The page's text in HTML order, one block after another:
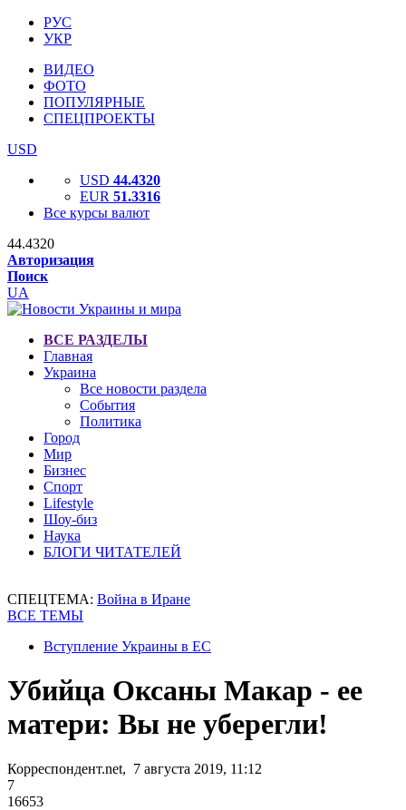
РУС
УКР
ВИДЕО
ФОТО
ПОПУЛЯРНЫЕ
СПЕЦПРОЕКТЫ
USD
USD 44.4320
EUR 51.3316
Все курсы валют
44.4320
Авторизация
Поиск
UA
ВСЕ РАЗДЕЛЫ
Главная
Украина
Все новости раздела
События
Политика
Город
Мир
Бизнес
Спорт
Lifestyle
Шоу-биз
Наука
БЛОГИ ЧИТАТЕЛЕЙ
СПЕЦТЕМА: Война в Иране
ВСЕ ТЕМЫ
Вступление Украины в ЕС
Убийца Оксаны Макар - ее
матери: Вы не уберегли!
Корреспондент.net, 7 августа 2019, 11:12
7
16653